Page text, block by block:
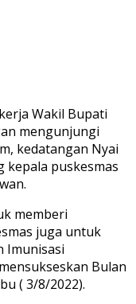
Wakil Bupati
mengunjungi
kedatangan Nyai
kepala puskesmas
memberi
juga untuk
Imunisasi
Bulan
( 3/8/2022).